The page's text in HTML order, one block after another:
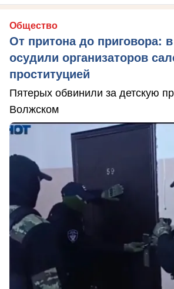
Общество
От притона до приговора:
осудили организаторов
проституцией
Пятерых обвинили за детскую
Волжском